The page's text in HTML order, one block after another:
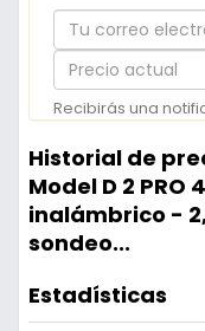
Tu
correo
electrónico
Precio
actual
Recibirás una
Historial de
Model D 2
inalámbrico -
sondeo...
Estadísticas